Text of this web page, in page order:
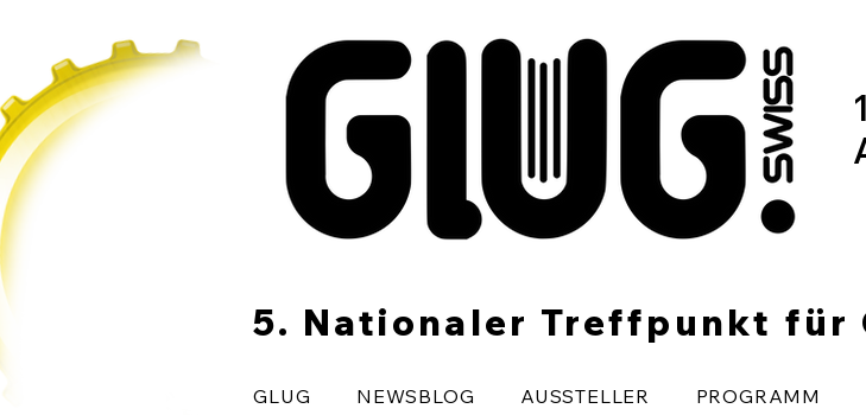
5. Nationaler Treffpunkt für
GLUG NEWSBLOG AUSSTELLER PROGRAMM